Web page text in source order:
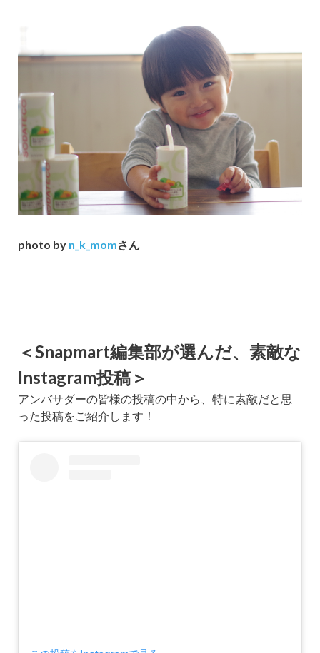
photo by n_k_momさん
＜Snapmart編集部が選んだ、素敵な
Instagram投稿＞
アンバサダーの皆様の投稿の中から、特に素敵だと思
った投稿をご紹介します！